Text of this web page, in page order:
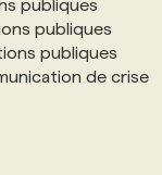
publiques
publiques
publiques
de crise